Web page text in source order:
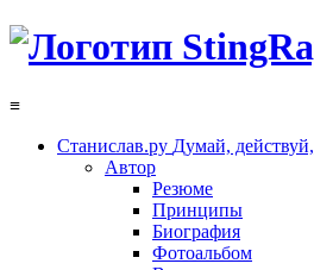
≡
Станислав.ру Думай,
Автор
Резюме
Принципы
Биография
Фотоальбом